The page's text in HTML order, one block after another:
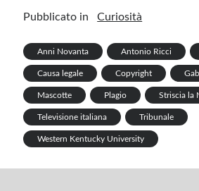
o
k
n
t
ar
Pubblicato in Curiosità
Anni Novanta Antonio Ricci
Causa legale Copyright
Mascotte Plagio Striscia la
Televisione italiana Tribunale
Western Kentucky University